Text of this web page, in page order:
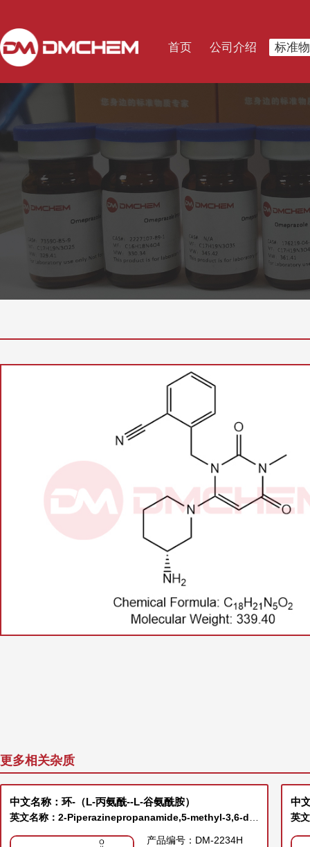
首页 公司介绍 标准
更多相关杂质
中文名称：环-（L-丙氨酰--L-谷氨酰胺）
英文名称：2-Piperazinepropanamide,5-methyl-3,6-dioxo-, (2S,5S)-
产品编号：DM-2234H
中
英